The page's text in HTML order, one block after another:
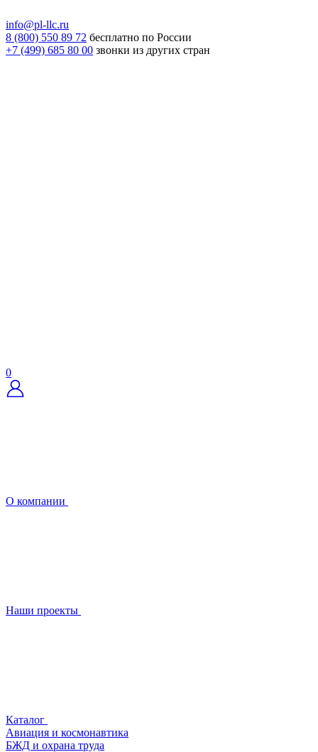
info@pl-llc.ru
8 (800) 550 89 72 бесплатно по России
+7 (499) 685 80 00 звонки из других стран
0
О компании
Наши проекты
Каталог
Авиация и космонавтика
БЖД и охрана труда